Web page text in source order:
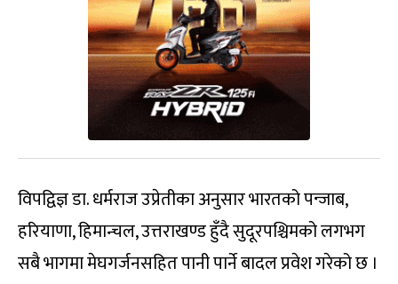
विपद्विज्ञ डा. धर्मराज उप्रेतीका अनुसार भारतको पन्जाब,
हरियाणा, हिमान्चल, उत्तराखण्ड हुँदै सुदूरपश्चिमको लगभग
सबै भागमा मेघगर्जनसहित पानी पार्ने बादल प्रवेश गरेको छ ।